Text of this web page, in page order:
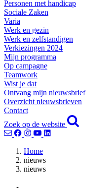
Personen met handicap
Sociale Zaken
Varia
Werk en gezin
Werk en zelfstandigen
Verkiezingen 2024
Mijn programma
Op campagne
Teamwork
Wist je dat
Ontvang mijn nieuwsbrief
Overzicht nieuwsbrieven
Contact
Zoek op de website
Home
nieuws
nieuws